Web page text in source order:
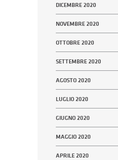
DICEMBRE 2020
NOVEMBRE 2020
OTTOBRE 2020
SETTEMBRE 2020
AGOSTO 2020
LUGLIO 2020
GIUGNO 2020
MAGGIO 2020
APRILE 2020